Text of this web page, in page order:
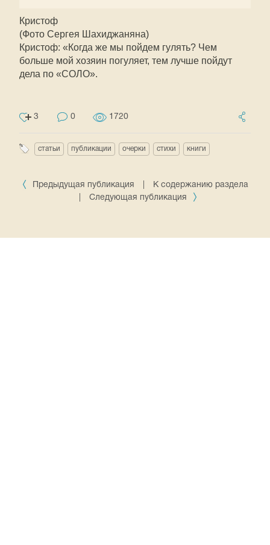
Кристоф
(Фото Сергея Шахиджаняна)
Кристоф: «Когда же мы пойдем гулять? Чем
больше мой хозяин погуляет, тем лучше пойдут
дела по «СОЛО».
3 0 1720
статьи публикации очерки стихи книги
Предыдущая публикация
К содержанию раздела
Следующая публикация